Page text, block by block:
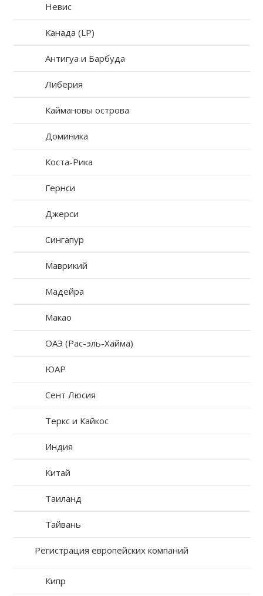
Невис
Канада (LP)
Антигуа и Барбуда
Либерия
Каймановы острова
Доминика
Коста-Рика
Гернси
Джерси
Сингапур
Маврикий
Мадейра
Макао
ОАЭ (Рас-эль-Хайма)
ЮАР
Сент Люсия
Теркс и Кайкос
Индия
Китай
Таиланд
Тайвань
Регистрация европейских компаний
Кипр